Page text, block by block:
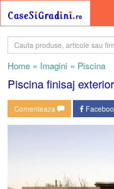
Home » Imagini » Piscina
Piscina finisaj
Comenteaza